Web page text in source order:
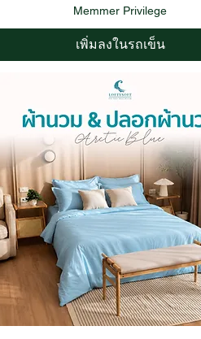
Memmer Privilege
เพิ่มลงในรถเข็น